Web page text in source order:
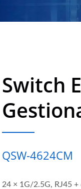
Switch
QSW-4624CM
24 × 1G/2.5G, RJ45